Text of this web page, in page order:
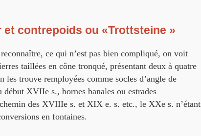
et contrepoids ou «Trottsteine »
ce qui n’est pas bien compliqué, on voit
taillées en cône tronqué, présentant deux à quatre
les trouve remployées comme socles d’angle de
XVIIe s., bornes banales ou estrades
des XVIIIe s. et XIX e. s. etc., le XXe s. n’étant
en fontaines.